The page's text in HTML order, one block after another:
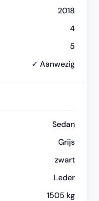
2018
4
5
✓ Aanwezig
Sedan
Grijs
zwart
Leder
1505 kg